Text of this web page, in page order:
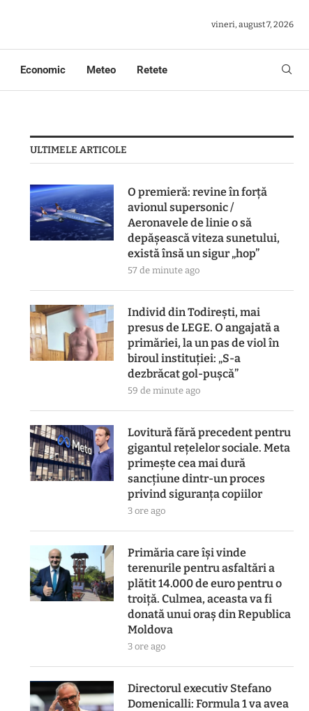
vineri, august 7, 2026
Economic Meteo Retete
ULTIMELE ARTICOLE
O premieră: revine în forță
avionul supersonic /
Aeronavele de linie o să
depășească viteza sunetului,
există însă un sigur „hop”
57 de minute ago
Individ din Todirești, mai
presus de LEGE. O angajată a
primăriei, la un pas de viol în
biroul instituției: „S-a
dezbrăcat gol-pușcă”
59 de minute ago
Lovitură fără precedent pentru
gigantul rețelelor sociale. Meta
primește cea mai dură
sancțiune dintr-un proces
privind siguranța copiilor
3 ore ago
Primăria care își vinde
terenurile pentru asfaltări a
plătit 14.000 de euro pentru o
troiță. Culmea, aceasta va fi
donată unui oraș din Republica
Moldova
3 ore ago
Directorul executiv Stefano
Domenicalli: Formula 1 va avea